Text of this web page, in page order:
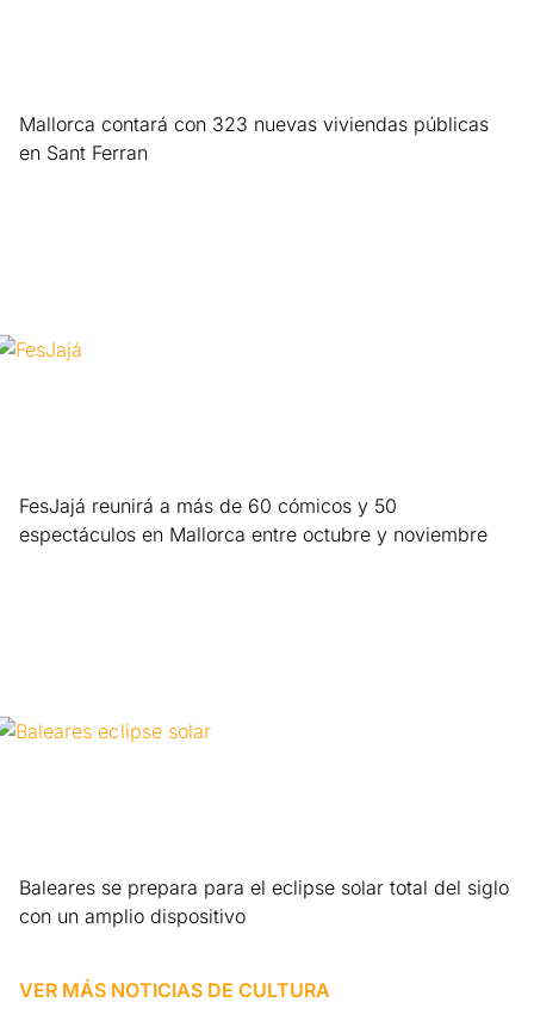
Mallorca contará con 323 nuevas viviendas públicas
en Sant Ferran
FesJajá reunirá a más de 60 cómicos y 50
espectáculos en Mallorca entre octubre y noviembre
Baleares se prepara para el eclipse solar total del siglo
con un amplio dispositivo
VER MÁS NOTICIAS DE CULTURA